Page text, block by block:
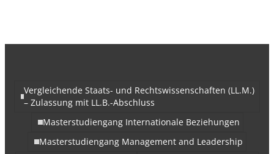
Vergleichende Staats- und Rechtswissenschaften (LL.M.)
– Zulassung mit LL.B.-Abschluss
Masterstudiengang Internationale Beziehungen
Masterstudiengang Management and Leadership